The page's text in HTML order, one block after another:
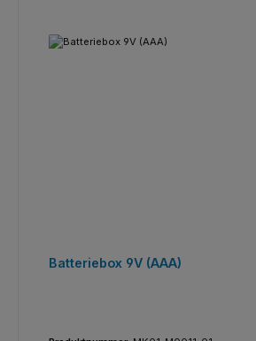
Batteriebox 9V (AAA)